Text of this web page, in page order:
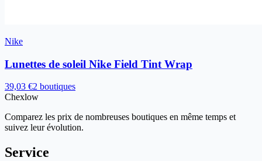
Nike
Lunettes de soleil Nike Field Tint Wrap
39,03 €2 boutiques
Chexlow
Comparez les prix de nombreuses boutiques en même temps et
suivez leur évolution.
Service